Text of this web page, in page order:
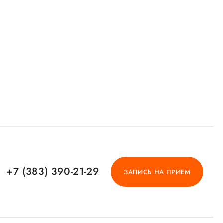
+7 (383) 390-21-29 ЗАПИСЬ НА ПРИЕМ